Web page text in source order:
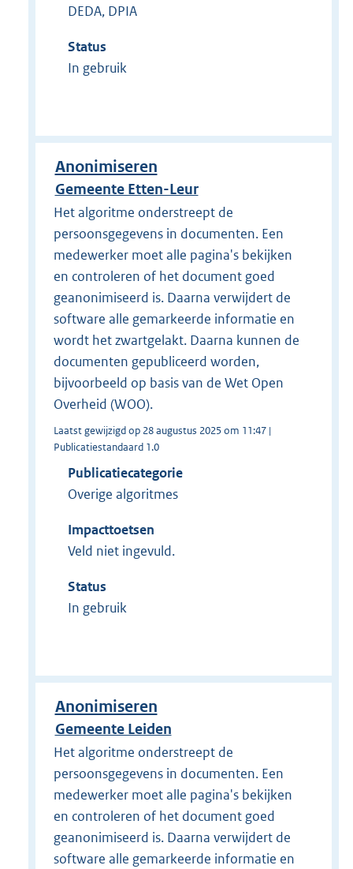
DEDA, DPIA
Status
In gebruik
Anonimiseren
Gemeente Etten-Leur
Het algoritme onderstreept de
persoonsgegevens in documenten. Een
medewerker moet alle pagina's bekijken
en controleren of het document goed
geanonimiseerd is. Daarna verwijdert de
software alle gemarkeerde informatie en
wordt het zwartgelakt. Daarna kunnen de
documenten gepubliceerd worden,
bijvoorbeeld op basis van de Wet Open
Overheid (WOO).
Laatst gewijzigd op 28 augustus 2025 om 11:47 |
Publicatiestandaard 1.0
Publicatiecategorie
Overige algoritmes
Impacttoetsen
Veld niet ingevuld.
Status
In gebruik
Anonimiseren
Gemeente Leiden
Het algoritme onderstreept de
persoonsgegevens in documenten. Een
medewerker moet alle pagina's bekijken
en controleren of het document goed
geanonimiseerd is. Daarna verwijdert de
software alle gemarkeerde informatie en